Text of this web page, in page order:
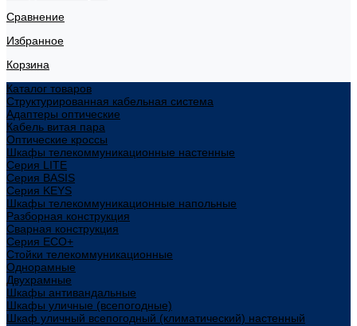
Сравнение
Избранное
Корзина
Каталог товаров
Структурированная кабельная система
Адаптеры оптические
Кабель витая пара
Оптические кроссы
Шкафы телекоммуникационные настенные
Cерия LITE
Cерия BASIS
Cерия KEYS
Шкафы телекоммуникационные напольные
Разборная конструкция
Сварная конструкция
Серия ECO+
Стойки телекоммуникационные
Однорамные
Двухрамные
Шкафы антивандальные
Шкафы уличные (всепогодные)
Шкаф уличный всепогодный (климатический) настенный